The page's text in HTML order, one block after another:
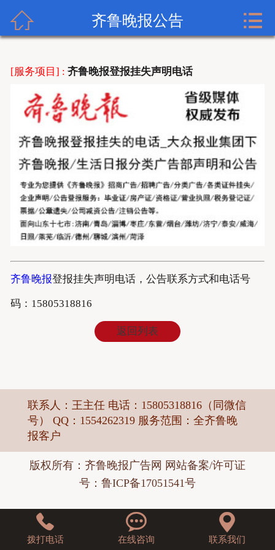
齐鲁晚报广告网首页
齐鲁晚报登报内容
齐鲁晚报新闻中心
齐鲁晚报登报格式
 齐鲁晚报公告 
[服务项目] :齐鲁晚报登报挂失声明电话
齐鲁晚报登报挂失声明电话，公告联系方式和电话号
码：15805318816
返回列表
联系人：王主任 电话：15805318816（同微信
号） QQ：1554262319 服务范围：全齐鲁晚
报客户
版权所有： 齐鲁晚报广告网 网站备案/许可证
号：鲁ICP备17051541号

拨打电话

在线咨询

联系我们